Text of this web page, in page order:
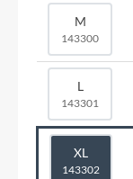
M
143300
L
143301
XL
143302